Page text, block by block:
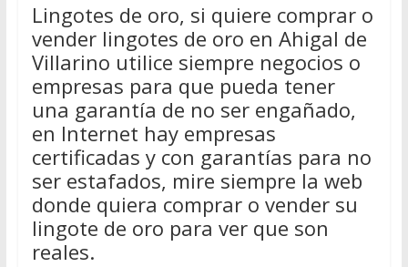
Lingotes de oro, si quiere comprar o
vender lingotes de oro en Ahigal de
Villarino utilice siempre negocios o
empresas para que pueda tener
una garantía de no ser engañado,
en Internet hay empresas
certificadas y con garantías para no
ser estafados, mire siempre la web
donde quiera comprar o vender su
lingote de oro para ver que son
reales.